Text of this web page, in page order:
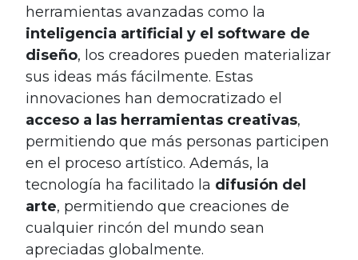
herramientas avanzadas como la
inteligencia artificial y el software de
diseño, los creadores pueden materializar
sus ideas más fácilmente. Estas
innovaciones han democratizado el
acceso a las herramientas creativas,
permitiendo que más personas participen
en el proceso artístico. Además, la
tecnología ha facilitado la difusión del
arte, permitiendo que creaciones de
cualquier rincón del mundo sean
apreciadas globalmente.